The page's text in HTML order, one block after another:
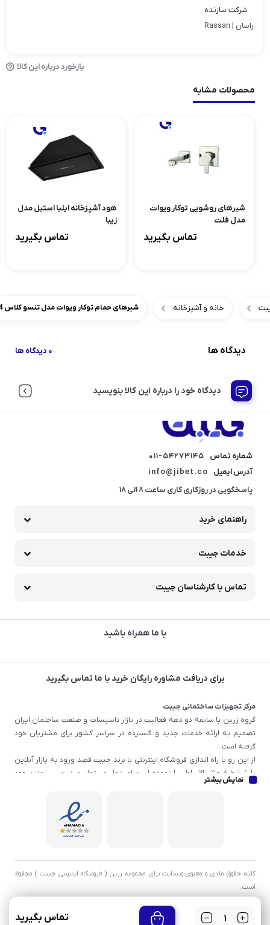
تماس بگیرید
شرکت سازنده
راسان | Rassan
بازخورد درباره این کالا
محصولات مشابه
شیرهای روشویی توکار ویوات
مدل فلت
تماس بگیرید
هود آشپزخانه ایلیا استیل مدل
زیبا
تماس بگیرید
خانه و آشپزخانه شیرهای حمام توکار ویوات مدل تنسو کلاس 4
دیدگاه ها 0 دیدگاه ها
دیدگاه خود را درباره این کالا بنویسید
شماره تماس
011-54273145
آدرس ایمیل
info@jibet.co
پاسخگویی در روزکاری کاری ساعت 8 الی 18
راهنمای خرید
خدمات جیبت
تماس با کارشناسان جیبت
با ما همراه باشید
برای دریافت مشاوره رایگان خرید با ما تماس بگیرید
مرکز تجهیزات ساختمانی جیبت
گروه زرین با سابقه دو دهه فعالیت در بازار تاسیسات و صنعت ساختمان ایران
تصمیم به ارائه خدمات جدید و گسترده در سراسر کشور برای مشتریان خود
گرفته است.
از این رو با راه اندازی فروشگاه اینترنتی با برند جیبت قصد ورود به بازار آنلاین
با شرایط فروش اقساطی را نموده است امیدواریم بتوانیم در مسیر جدید خود
خدمات به روزتر و با کیفیت تری به مشتریان خود عرضه کنیم.
نمایش بیشتر
کلیه حقوق مادی و معنوی وبسایت برای مجموعه زرین ( فروشگاه اینترنتی جیبت ) محفوظ
است.